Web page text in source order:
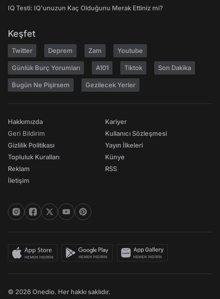
IQ Testi: IQ'unuzun Kaç Olduğunu Merak Ettiniz mi?
Keşfet
Twitter Deprem Zam Youtube
Günlük Burç Yorumları A101 Tiktok Son Dakika
Bugün Ne Pişirsem Gezilecek Yerler
Hakkımızda
Geri Bildirim
Gizlilik Politikası
Topluluk Kuralları
Reklam
İletişim
Kariyer
Kullanıcı Sözleşmesi
Yayın İlkeleri
Künye
RSS
© 2026 Onedio. Her hakkı saklıdır.